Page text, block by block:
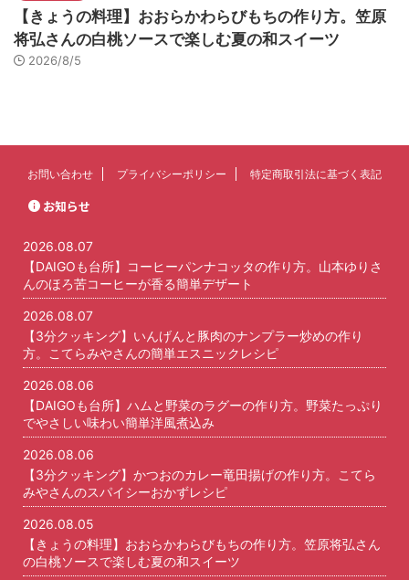
【きょうの料理】おおらかわらびもちの作り方。笠原
将弘さんの白桃ソースで楽しむ夏の和スイーツ
2026/8/5
お問い合わせ プライバシーポリシー 特定商取引法に基づく表記
お知らせ
2026.08.07
【DAIGOも台所】コーヒーパンナコッタの作り方。山本ゆりさ
んのほろ苦コーヒーが香る簡単デザート
2026.08.07
【3分クッキング】いんげんと豚肉のナンプラー炒めの作り
方。こてらみやさんの簡単エスニックレシピ
2026.08.06
【DAIGOも台所】ハムと野菜のラグーの作り方。野菜たっぷり
でやさしい味わい簡単洋風煮込み
2026.08.06
【3分クッキング】かつおのカレー竜田揚げの作り方。こてら
みやさんのスパイシーおかずレシピ
2026.08.05
【きょうの料理】おおらかわらびもちの作り方。笠原将弘さん
の白桃ソースで楽しむ夏の和スイーツ